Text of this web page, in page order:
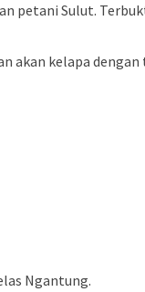
petani Sulut.
akan kelapa dengan
Ngantung.